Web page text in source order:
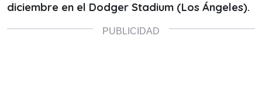
diciembre en el Dodger Stadium (Los Ángeles).